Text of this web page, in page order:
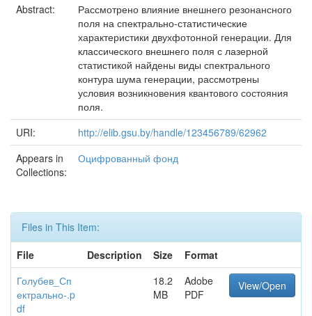
Abstract:
Рассмотрено влияние внешнего резонансного
поля на спектрально-статистические
характеристики двухфотонной генерации. Для
классического внешнего поля с лазерной
статистикой найдены виды спектрального
контура шума генерации, рассмотрены
условия возникновения квантового состояния
поля.
URI:
http://elib.gsu.by/handle/123456789/62962
Appears in
Collections:
Оцифрованный фонд
Files in This Item:
File
Description Size
Format
Голубев_Сп
ектрально-.p
df
18.2
MB
Adobe
PDF
View/Open